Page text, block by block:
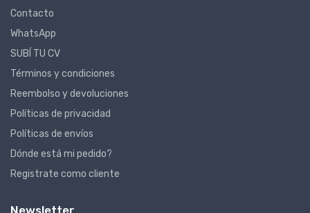
Contacto
WhatsApp
SUBÍ TU CV
Términos y condiciones
Reembolso y devoluciones
Políticas de privacidad
Políticas de envíos
Dónde está mi pedido?
Registrate como cliente
Newsletter